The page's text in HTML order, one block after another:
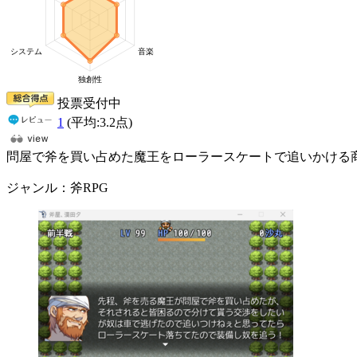
投票受付中
1 (平均:3.2点)
問屋で斧を買い占めた魔王をローラースケートで追いかける
ジャンル：斧RPG